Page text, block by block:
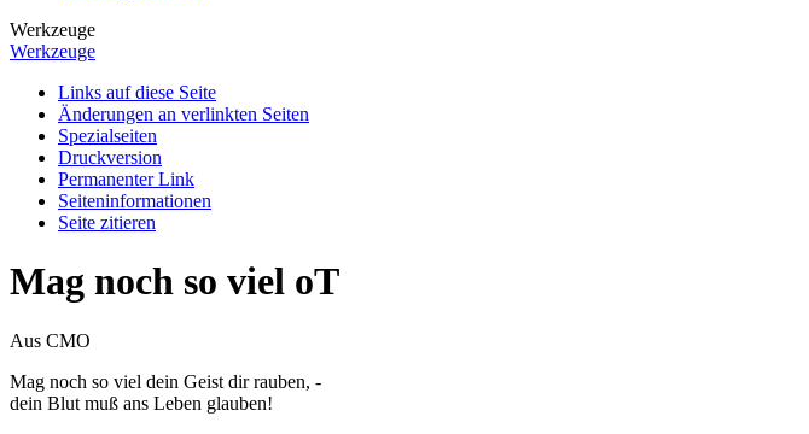
Werkzeuge
Werkzeuge
Links auf diese Seite
Änderungen an verlinkten Seiten
Spezialseiten
Druckversion
Permanenter Link
Seiten­­informationen
Seite zitieren
Mag noch so viel oT
Aus CMO
Mag noch so viel dein Geist dir rauben, -
dein Blut muß ans Leben glauben!